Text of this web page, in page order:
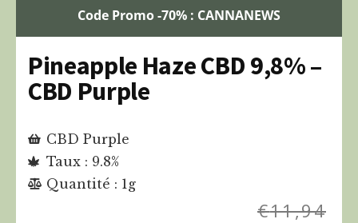
Code Promo -70% : CANNANEWS
Pineapple Haze CBD 9,8% –
CBD Purple
CBD Purple
Taux : 9.8%
Quantité : 1g
€11,94